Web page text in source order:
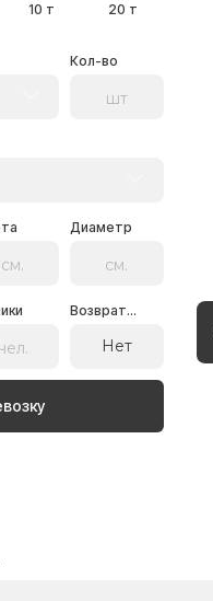
10 т 20 т
Кол-во
Диаметр
Возврат...
Нет